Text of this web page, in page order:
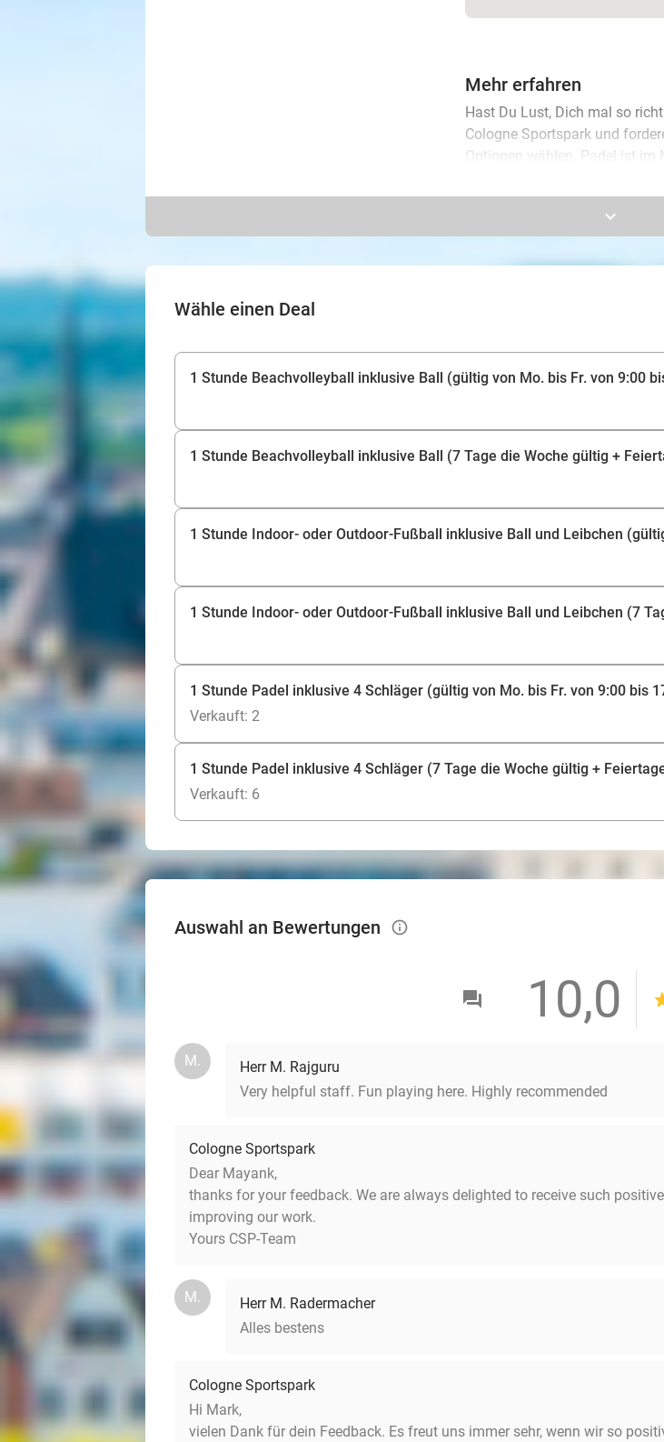
Mehr erfahren
Hast Du Lust, Dich mal so
Cologne Sportspark und
Optionen wählen. Padel ist im
Herz mehr für Fußball? Miete
inklusive Ball und Leibchen.
Beachvolleyball bekommst
nicht selbst Schläger oder
Sportvergnügen. Viel Spaß!
keyboard_arrow_down
Wähle einen Deal
1 Stunde Beachvolleyball inklusive Ball (gültig von Mo. bis Fr. von 9:00
1 Stunde Beachvolleyball inklusive Ball (7 Tage die Woche gültig +
1 Stunde Indoor- oder Outdoor-Fußball inklusive Ball und Leibchen
1 Stunde Indoor- oder Outdoor-Fußball inklusive Ball und Leibchen (7
1 Stunde Padel inklusive 4 Schläger (gültig von Mo. bis Fr. von 9:00 bis
Verkauft: 2
1 Stunde Padel inklusive 4 Schläger (7 Tage die Woche gültig +
Verkauft: 6
Auswahl an Bewertungen info_outlined
10,0
M.
Herr M. Rajguru
Very helpful staff. Fun playing here. Highly recommended
Cologne Sportspark
Dear Mayank,
thanks for your feedback. We are always delighted to receive such
improving our work.
Yours CSP-Team
M.
Herr M. Radermacher
Alles bestens
Cologne Sportspark
Hi Mark,
vielen Dank für dein Feedback. Es freut uns immer sehr, wenn wir so